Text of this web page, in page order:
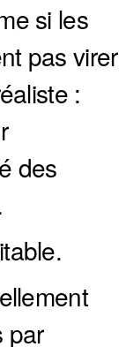
si les
pas virer
:
des
par